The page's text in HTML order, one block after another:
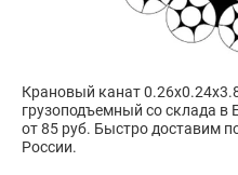
Крановый канат
грузоподъемный со склада в
от 85 руб. Быстро доставим
России.